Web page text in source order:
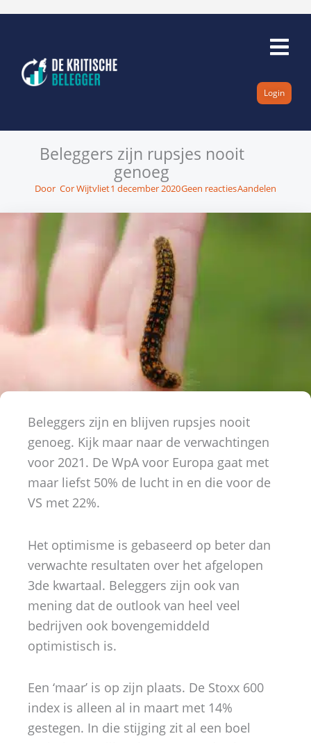
inhoud
Login
Beleggers zijn rupsjes nooit
genoeg
Door Cor Wijtvliet1 december 2020Geen reactiesAandelen
Beleggers zijn en blijven rupsjes nooit
genoeg. Kijk maar naar de verwachtingen
voor 2021. De WpA voor Europa gaat met
maar liefst 50% de lucht in en die voor de
VS met 22%.
Het optimisme is gebaseerd op beter dan
verwachte resultaten over het afgelopen
3de kwartaal. Beleggers zijn ook van
mening dat de outlook van heel veel
bedrijven ook bovengemiddeld
optimistisch is.
Een ‘maar’ is op zijn plaats. De Stoxx 600
index is alleen al in maart met 14%
gestegen. In die stijging zit al een boel